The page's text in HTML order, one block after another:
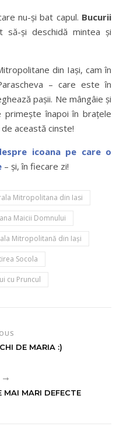
nu-și bat capul. Bucurii
și deschidă mintea și
din Iași, cam în
– care este în
pașii. Ne mângâie și
înapoi în brațele
această cinste!
icoana pe care o
– și, în fiecare zi!
Mitropolitana din Iasi
Maicii Domnului
Mitropolitană din Iași
Socola
cu Pruncul
DE MARIA :)
MAI MARI DEFECTE